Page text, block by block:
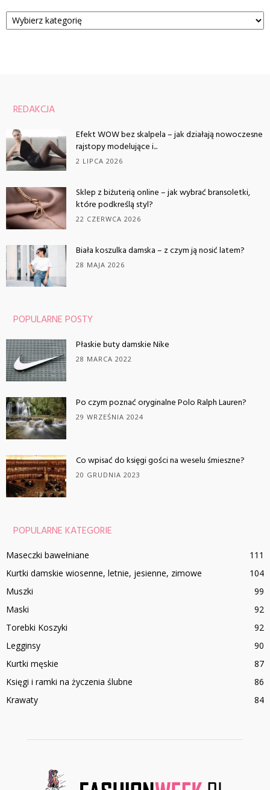
Kategorie
REDAKCJA
Efekt WOW bez skalpela – jak działają nowoczesne
rajstopy modelujące i...
2 LIPCA 2026
Sklep z biżuterią online – jak wybrać bransoletki,
które podkreślą styl?
22 CZERWCA 2026
Biała koszulka damska – z czym ją nosić latem?
28 MAJA 2026
POPULARNE POSTY
Płaskie buty damskie Nike
28 MARCA 2022
Po czym poznać oryginalne Polo Ralph Lauren?
29 WRZEŚNIA 2024
Co wpisać do księgi gości na weselu śmieszne?
20 GRUDNIA 2023
POPULARNE KATEGORIE
Maseczki bawełniane
111
Kurtki damskie wiosenne, letnie, jesienne, zimowe
104
Muszki
99
Maski
92
Torebki Koszyki
92
Legginsy
90
Kurtki męskie
87
Księgi i ramki na życzenia ślubne
86
Krawaty
84